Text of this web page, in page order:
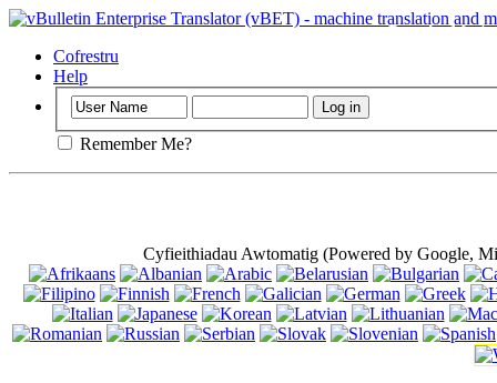
Pwysig: Mae'r
Cofrestru
Help
Remember Me?
Cyfieithiadau Awtomatig (Powered by Google,